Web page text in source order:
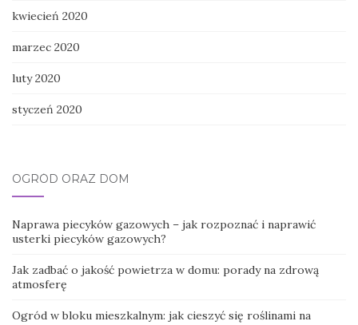
kwiecień 2020
marzec 2020
luty 2020
styczeń 2020
OGRÓD ORAZ DOM
Naprawa piecyków gazowych – jak rozpoznać i naprawić
usterki piecyków gazowych?
Jak zadbać o jakość powietrza w domu: porady na zdrową
atmosferę
Ogród w bloku mieszkalnym: jak cieszyć się roślinami na